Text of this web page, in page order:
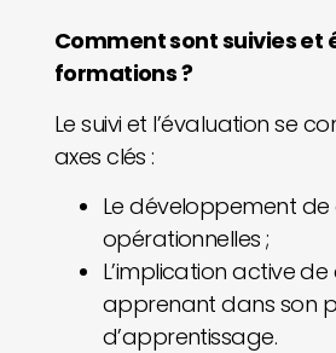
Comment sont suivies et
formations ?
Le suivi et l’évaluation se
axes clés :
Le développement
opérationnelles ;
L’implication active
apprenant dans son
d’apprentissage.